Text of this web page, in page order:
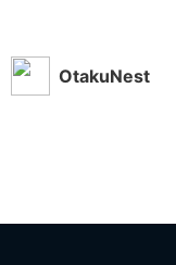
OtakuNest